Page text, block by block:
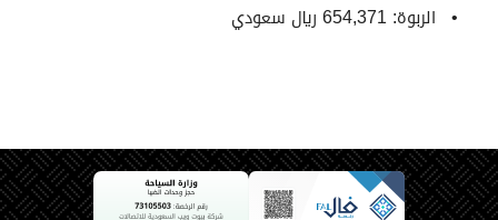
الربوة: 654,371 ريال سعودي